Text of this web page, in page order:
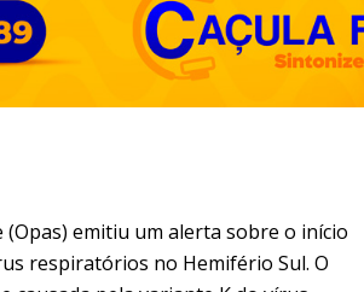
(Opas) emitiu um alerta sobre o início
respiratórios no Hemifério Sul. O